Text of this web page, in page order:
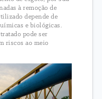
à remoção de
depende de
e biológicas.
pode ser
riscos ao meio